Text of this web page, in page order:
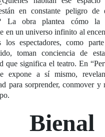
en constante peligro de
La obra plantea cómo la
en un universo infinito al
los espectadores, como
toman conciencia de
que significa el teatro. En
expone a sí mismo,
para sorprender, conmover y